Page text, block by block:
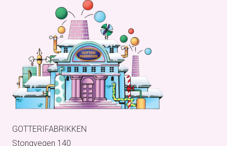
GOTTERIFABRIKKEN
Stongvegen 140